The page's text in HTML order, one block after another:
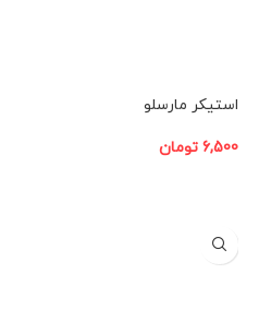
استیکر مارسلو
6,500 تومان